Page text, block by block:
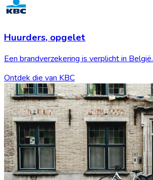
Huurders, opgelet
Een brandverzekering is verplicht in België.
Ontdek die van KBC